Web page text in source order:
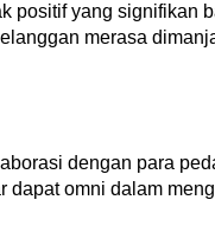
positif yang signifikan
merasa
dengan para
dapat omni dalam